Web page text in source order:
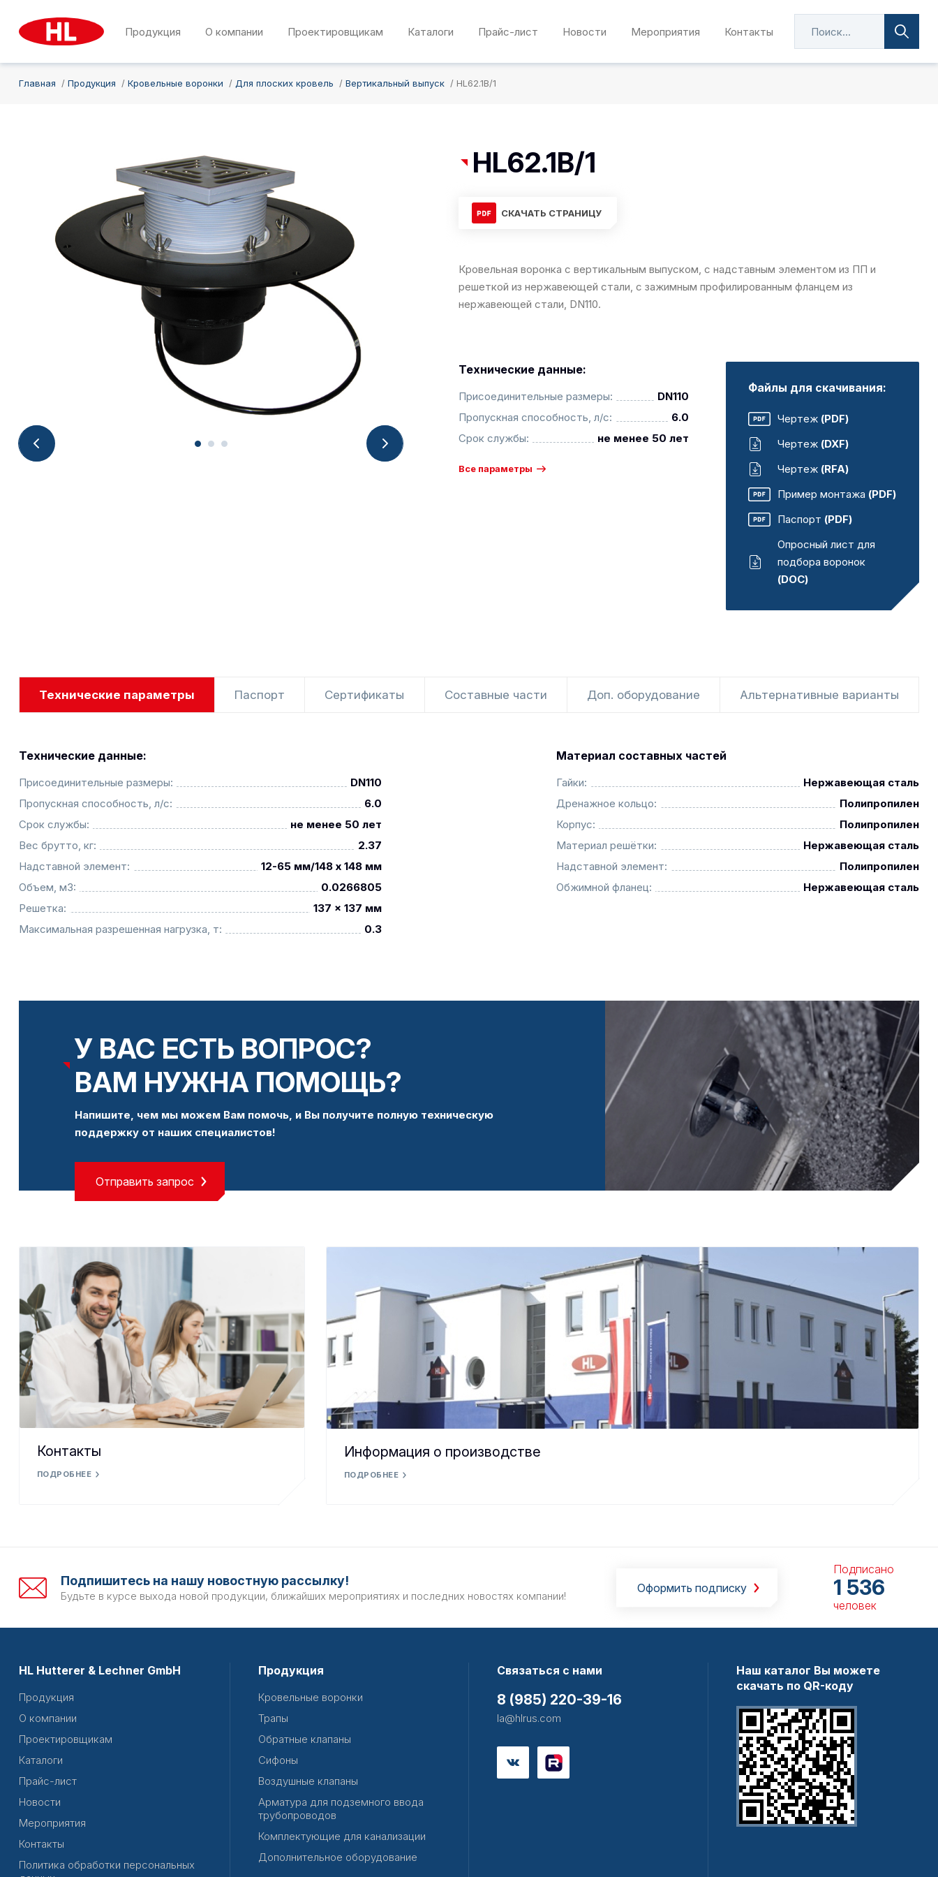
Продукция О компании Проектировщикам Каталоги Прайс-лист Новости Мероприятия Контакты
Главная Продукция Кровельные воронки Для плоских кровель Вертикальный выпуск HL62.1B/1
HL62.1B/1
СКАЧАТЬ СТРАНИЦУ
Кровельная воронка с вертикальным выпуском, с надставным элементом из ПП и
решеткой из нержавеющей стали, с зажимным профилированным фланцем из
нержавеющей стали, DN110.
Технические данные:
Присоединительные размеры:
DN110
Пропускная способность, л/с:
6.0
Срок службы:
не менее 50 лет
Все параметры
Файлы для скачивания:
Чертеж (PDF)
Чертеж (DXF)
Чертеж (RFA)
Пример монтажа (PDF)
Паспорт (PDF)
Опросный лист для
подбора воронок
(DOC)
Технические параметры Паспорт Сертификаты Составные части Доп. оборудование Альтернативные варианты
Технические данные:
Присоединительные размеры:
DN110
Пропускная способность, л/с:
6.0
Срок службы:
не менее 50 лет
Вес брутто, кг:
2.37
Надставной элемент:
12-65 мм/148 x 148 мм
Объем, м3:
0.0266805
Решетка:
137 x 137 мм
Максимальная разрешенная нагрузка, т:
0.3
Материал составных частей
Гайки:
Нержавеющая сталь
Дренажное кольцо:
Полипропилен
Корпус:
Полипропилен
Материал решётки:
Нержавеющая сталь
Надставной элемент:
Полипропилен
Обжимной фланец:
Нержавеющая сталь
У ВАС ЕСТЬ ВОПРОС?
ВАМ НУЖНА ПОМОЩЬ?
Напишите, чем мы можем Вам помочь, и Вы получите полную техническую
поддержку от наших специалистов!
Отправить запрос
Контакты
ПОДРОБНЕЕ
Информация о производстве
ПОДРОБНЕЕ
Подпишитесь на нашу новостную рассылку!
Будьте в курсе выхода новой продукции, ближайших мероприятиях и последних новостях компании!
Оформить подписку
Подписано
1 536
человек
HL Hutterer & Lechner GmbH
Продукция
О компании
Проектировщикам
Каталоги
Прайс-лист
Новости
Мероприятия
Контакты
Политика обработки персональных
Продукция
Кровельные воронки
Трапы
Обратные клапаны
Сифоны
Воздушные клапаны
Арматура для подземного ввода
трубопроводов
Комплектующие для канализации
Дополнительное оборудование
Связаться с нами
8 (985) 220-39-16
la@hlrus.com
Наш каталог Вы можете
скачать по QR-коду